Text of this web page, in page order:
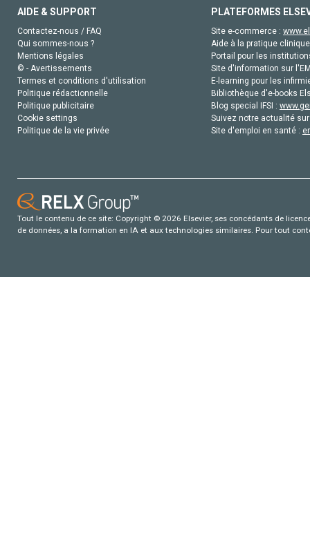
AIDE & SUPPORT
Contactez-nous / FAQ
Qui sommes-nous ?
Mentions légales
© - Avertissements
Termes et conditions d'utilisation
Politique rédactionnelle
Politique publicitaire
Cookie settings
Politique de la vie privée
PLATEFORMES
Site e-commerce :
Aide à la pratique
Portail pour les
Site d'information sur
E-learning pour les
Bibliothèque d'e-books
Blog special IFSI :
Suivez notre actualité
Site d'emploi en santé :
Tout le contenu de ce site: Copyright © 2026 Elsevier, ses concédants de
de données, a la formation en IA et aux technologies similaires. Pour tout